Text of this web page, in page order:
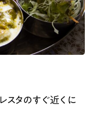
スタのすぐ近くに